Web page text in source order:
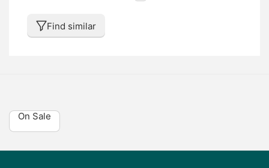
Find similar
On Sale